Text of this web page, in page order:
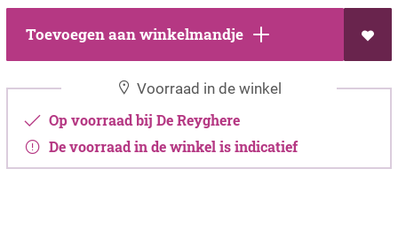
Toevoegen aan winkelmandje
Voorraad in de winkel
Op voorraad bij De Reyghere
De voorraad in de winkel is indicatief